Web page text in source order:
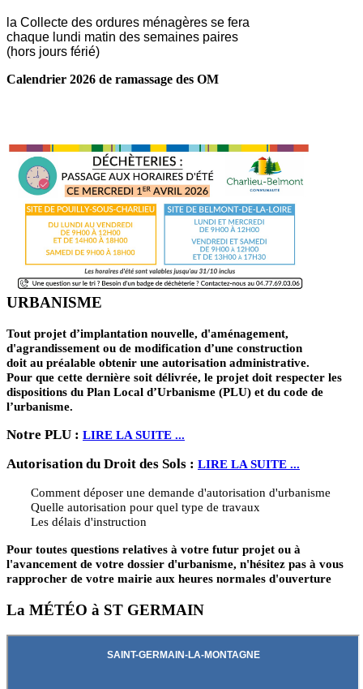
la Collecte des ordures ménagères se fera
chaque lundi matin des semaines paires
(hors jours férié)
Calendrier 2026 de ramassage des OM
URBANISME
Tout projet d’implantation nouvelle, d'aménagement,
d'agrandissement ou de modification d’une construction
doit au préalable obtenir une autorisation administrative.
Pour que cette dernière soit délivrée, le projet doit respecter les
dispositions du Plan Local d’Urbanisme (PLU) et du code de
l’urbanisme.
Notre PLU : LIRE LA SUITE ...
Autorisation du Droit des Sols : LIRE LA SUITE ...
Comment déposer une demande d'autorisation d'urbanisme
Quelle autorisation pour quel type de travaux
Les délais d'instruction
Pour toutes questions relatives à votre futur projet ou à
l'avancement de votre dossier d'urbanisme, n'hésitez pas à vous
rapprocher de votre mairie aux heures normales d'ouverture
La MÉTÉO à ST GERMAIN